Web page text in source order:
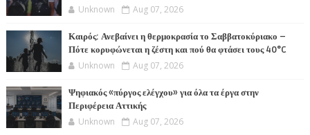
Unknown Aug 07, 2026
Καιρός: Ανεβαίνει η θερμοκρασία το Σαββατοκύριακο –
Πότε κορυφώνεται η ζέστη και πού θα φτάσει τους 40°C
Unknown Aug 07, 2026
Ψηφιακός «πύργος ελέγχου» για όλα τα έργα στην
Περιφέρεια Αττικής
Unknown Aug 07, 2026